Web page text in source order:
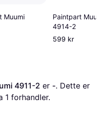
Muumi
Paintpart
4914-2
599 kr
4911-2 er -. Dette er
forhandler.